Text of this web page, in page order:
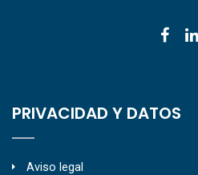
PRIVACIDAD Y DATOS
Aviso legal